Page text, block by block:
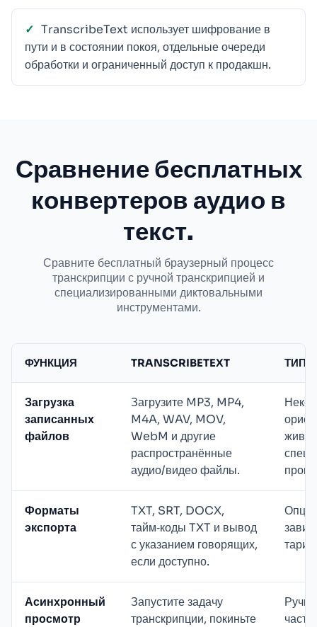
TranscribeText использует шифрование в
пути и в состоянии покоя, отдельные очереди
обработки и ограниченный доступ к продакшн.
Сравнение бесплатных
конвертеров аудио в
текст.
Сравните бесплатный браузерный процесс
транскрипции с ручной транскрипцией и
специализированными диктовальными
инструментами.
ФУНКЦИЯ TRANSCRIBETEXT
Загрузка
записанных
файлов
Загрузите MP3, MP4,
M4A, WAV, MOV,
WebM и другие
распространённые
аудио/видео файлы.
Форматы
экспорта
TXT, SRT, DOCX,
тайм‑коды TXT и вывод
с указанием говорящих,
если доступно.
Асинхронный
просмотр
Запустите задачу
транскрипции, покиньте